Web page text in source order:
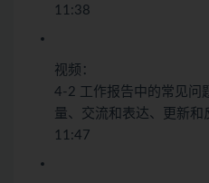
11:38
视频：
4-2 工作报告中的常见问
量、交流和表达、更新和
11:47